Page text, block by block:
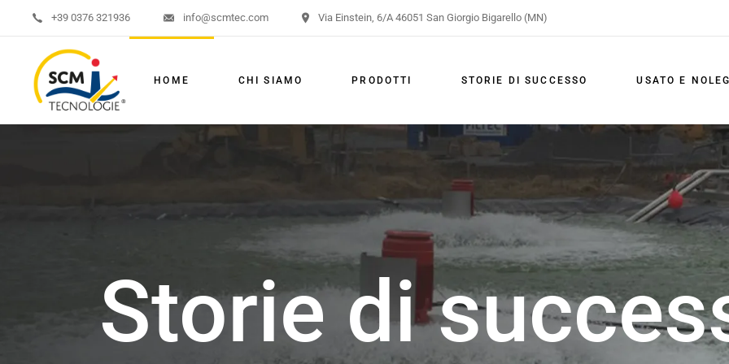
+39 0376 321936 info@scmtec.com Via Einstein, 6/A 46051 San Giorgio Bigarello (MN)
HOME CHI SIAMO PRODOTTI
Pompaggio
STORIE DI SUCCESSO USATO E
Storie di